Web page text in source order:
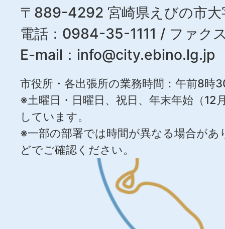
〒889-4292 宮崎県えびの市大
電話：0984-35-1111 / ファ
E-mail： info@city.ebino.lg.jp
市役所・各出張所の業務時間：午前8時
※土曜日・日曜日、祝日、年末年始（12
しています。
※一部の部署では時間が異なる場合が
どでご確認ください。